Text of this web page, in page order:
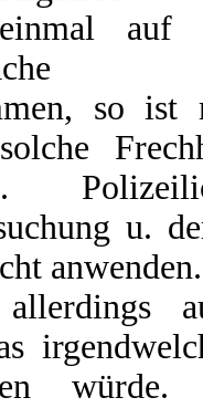
auf
so ist
u.
anwenden.
würde.